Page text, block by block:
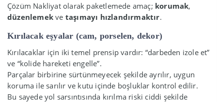
Çözüm Nakliyat olarak paketlemede amaç; korumak,
düzenlemek ve taşımayı hızlandırmaktır.
Kırılacak eşyalar (cam, porselen, dekor)
Kırılacaklar için iki temel prensip vardır: “darbeden izole et”
ve “kolide hareketi engelle”.
Parçalar birbirine sürtünmeyecek şekilde ayrılır, uygun
koruma ile sarılır ve kutu içinde boşluklar kontrol edilir.
Bu sayede yol sarsıntısında kırılma riski ciddi şekilde